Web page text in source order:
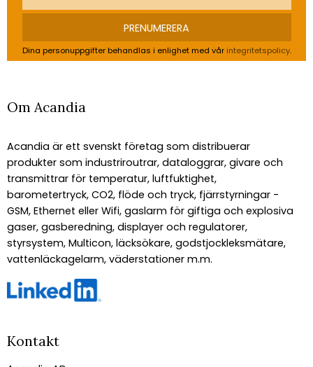
PRENUMERERA
Dina personuppgifter behandlas i enlighet med vår integritetspolicy.
Om Acandia
Acandia är ett svenskt företag som distribuerar
produkter som industriroutrar, dataloggrar, givare och
transmittrar för temperatur, luftfuktighet,
barometertryck, CO2, flöde och tryck, fjärrstyrningar -
GSM, Ethernet eller Wifi, gaslarm för giftiga och explosiva
gaser, gasberedning, displayer och regulatorer,
styrsystem, Multicon, läcksökare, godstjockleksmätare,
vattenläckagelarm, väderstationer m.m.
Kontakt